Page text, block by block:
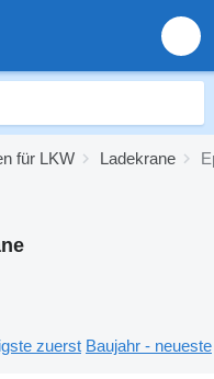
für LKW Ladekrane
zuerst Baujahr - neueste